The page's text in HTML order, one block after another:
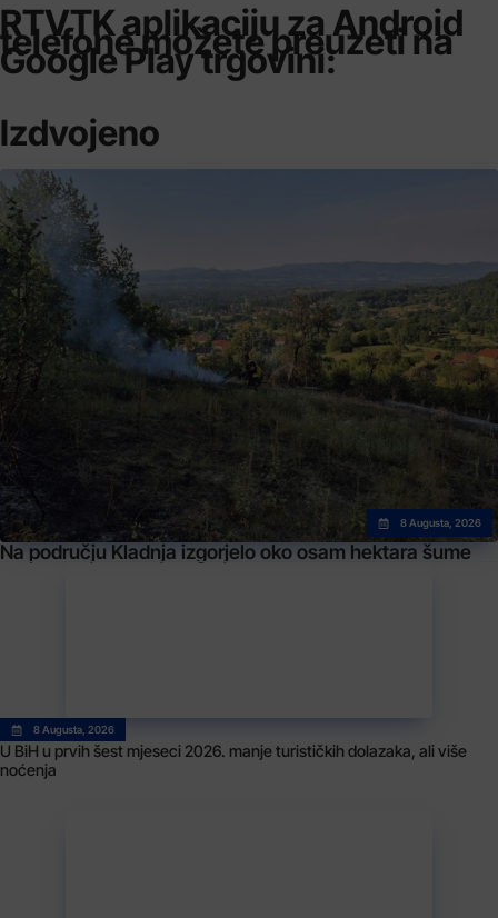
RTVTK aplikaciju za Android
telefone možete preuzeti na
Google Play trgovini:
Izdvojeno
8 Augusta, 2026
Na području Kladnja izgorjelo oko osam hektara šume
8 Augusta, 2026
U BiH u prvih šest mjeseci 2026. manje turističkih dolazaka, ali više
noćenja